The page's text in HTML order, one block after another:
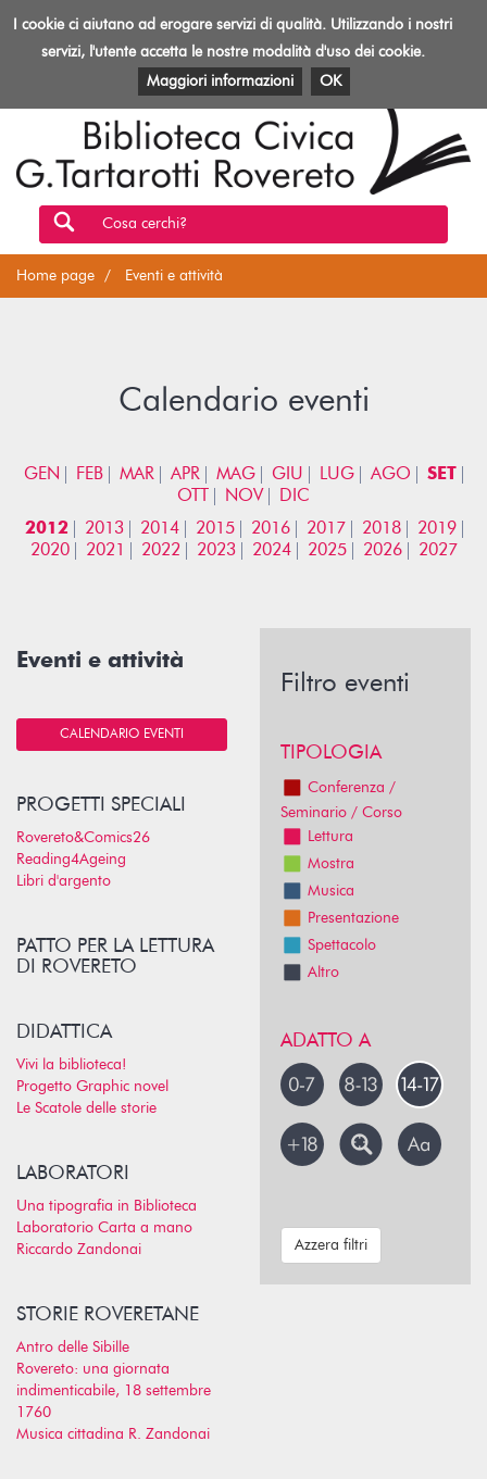
Toggle
Biblioteca
Rovereto
EVENTI E ATTIVITÀ PATRIMONIO E RISORSE
Cosa cerchi?
Home page Eventi e attività
Calendario eventi
GEN FEB MAR APR MAG GIU LUG AGO
SET
OTT
NOV
DIC
2012
2013 2014 2015 2016 2017 2018
2019
2020
2021 2022 2023 2024 2025 2026 2027
Eventi e attività
CALENDARIO EVENTI
PROGETTI SPECIALI
Rovereto&Comics26
Reading4Ageing
Libri d'argento
PATTO PER LA LETTURA
DI ROVERETO
DIDATTICA
Vivi la biblioteca!
Progetto Graphic novel
Le Scatole delle storie
LABORATORI
Una tipografia in Biblioteca
Laboratorio Carta a mano
Riccardo Zandonai
STORIE ROVERETANE
Antro delle Sibille
Rovereto: una giornata
indimenticabile, 18 settembre
1760
Musica cittadina R. Zandonai
Filtro eventi
TIPOLOGIA
Conferenza /
Seminario / Corso
Lettura
Mostra
Musica
Presentazione
Spettacolo
Altro
ADATTO A
Azzera filtri
I cookie ci aiutano ad erogare servizi di qualità. Utilizzando i nostri
servizi, l'utente accetta le nostre modalità d'uso dei cookie.
Maggiori informazioni
OK